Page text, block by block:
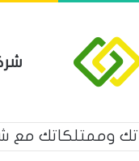
وممتلكاتك مع